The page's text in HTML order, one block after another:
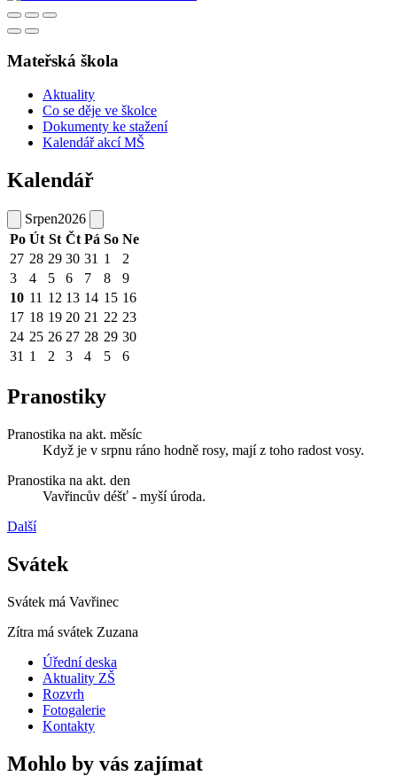
Mateřská škola
Aktuality
Co se děje ve školce
Dokumenty ke stažení
Kalendář akcí MŠ
Kalendář
Srpen2026
Po Út St Čt Pá So Ne
27 28 29 30 31 1
2
3
4 5 6 7 8
9
10 11 12 13 14 15 16
17 18 19 20 21 22 23
24 25 26 27 28 29 30
31 1 2 3 4 5 6
Pranostiky
Pranostika na akt. měsíc
Když je v srpnu ráno hodně rosy, mají z toho radost vosy.
Pranostika na akt. den
Vavřincův déšť - myší úroda.
Další
Svátek
Svátek má Vavřinec
Zítra má svátek Zuzana
Úřední deska
Aktuality ZŠ
Rozvrh
Fotogalerie
Kontakty
Mohlo by vás zajímat